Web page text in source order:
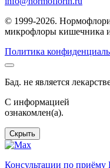
© 1999-2026.
микрофлоры кишечника
Политика
Бад. не является
C информацией
ознакомлен(а).
Скрыть
Консультации по